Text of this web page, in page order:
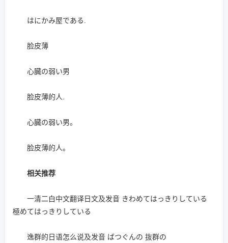
はにかみ屋である.
脸皮薄
心臓の弱い男
脸皮薄的人.
心臓の弱い男。
脸皮薄的人。
相关推荐
一清二白中文翻译日文及发音 きわめてはっきりしている
極めてはっきりしている
逸群的日语怎么说及发音 ばつぐんの 抜群の